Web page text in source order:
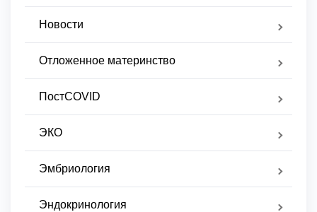
Новости
Отложенное материнство
ПостCOVID
ЭКО
Эмбриология
Эндокринология